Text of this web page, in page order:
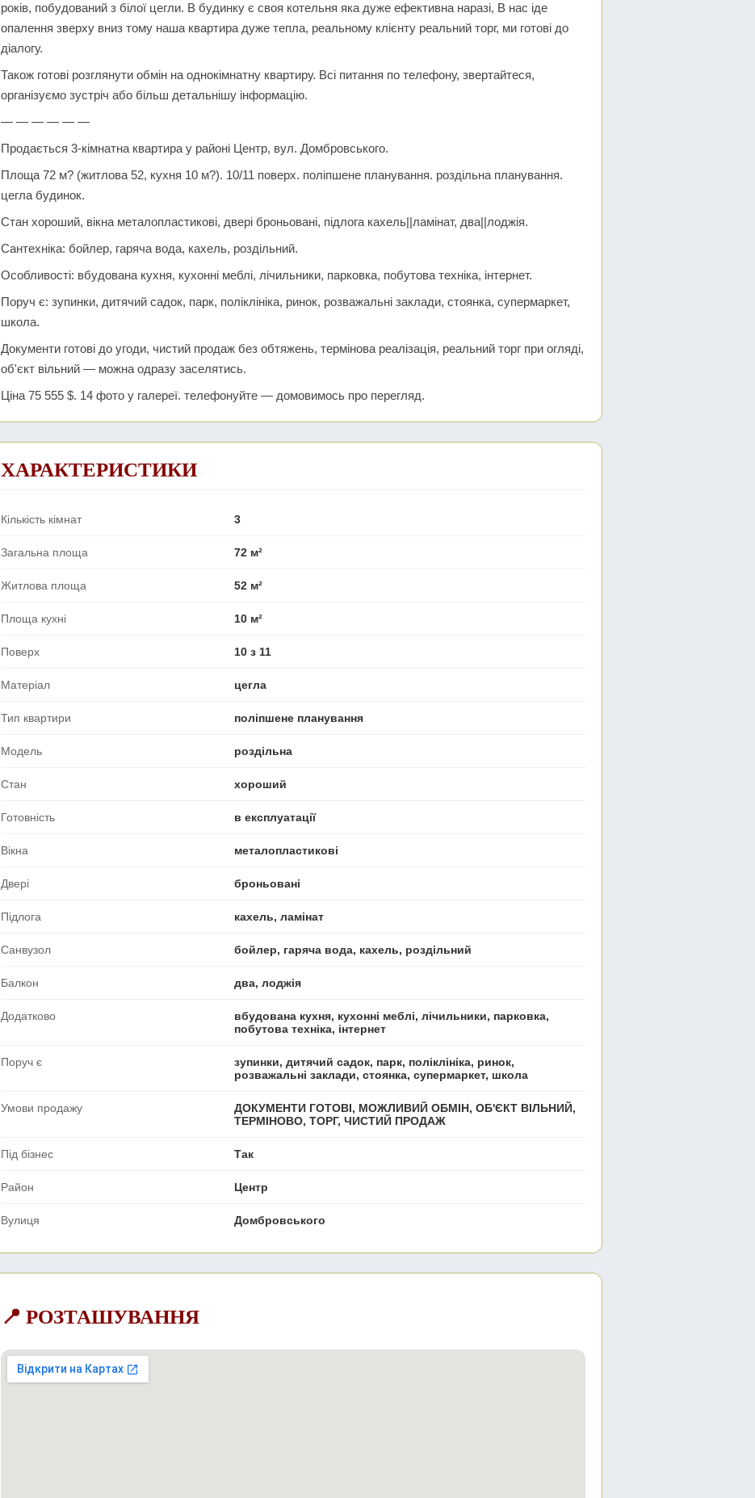
років, побудований з білої цегли. В будинку є своя котельня яка дуже ефективна наразі, В нас іде
опалення зверху вниз тому наша квартира дуже тепла, реальному клієнту реальний торг, ми готові до
діалогу.
Також готові розглянути обмін на однокімнатну квартиру. Всі питання по телефону, звертайтеся,
організуємо зустріч або більш детальнішу інформацію.
— — — — — —
Продається 3-кімнатна квартира у районі Центр, вул. Домбровського.
Площа 72 м? (житлова 52, кухня 10 м?). 10/11 поверх. поліпшене планування. роздільна планування.
цегла будинок.
Стан хороший, вікна металопластикові, двері броньовані, підлога кахель||ламінат, два||лоджія.
Сантехніка: бойлер, гаряча вода, кахель, роздільний.
Особливості: вбудована кухня, кухонні меблі, лічильники, парковка, побутова техніка, інтернет.
Поруч є: зупинки, дитячий садок, парк, поліклініка, ринок, розважальні заклади, стоянка, супермаркет,
школа.
Документи готові до угоди, чистий продаж без обтяжень, термінова реалізація, реальний торг при огляді,
об'єкт вільний — можна одразу заселятись.
Ціна 75 555 $. 14 фото у галереї. телефонуйте — домовимось про перегляд.
ХАРАКТЕРИСТИКИ
Кількість кімнат 3
Загальна площа 72 м²
Житлова площа 52 м²
Площа кухні 10 м²
Поверх 10 з 11
Матеріал цегла
Тип квартири поліпшене планування
Модель роздільна
Стан хороший
Готовність в експлуатації
Вікна металопластикові
Двері броньовані
Підлога кахель, ламінат
Санвузол бойлер, гаряча вода, кахель, роздільний
Балкон два, лоджія
Додатково
вбудована кухня, кухонні меблі, лічильники, парковка,
побутова техніка, інтернет
Поруч є
зупинки, дитячий садок, парк, поліклініка, ринок,
розважальні заклади, стоянка, супермаркет, школа
Умови продажу
ДОКУМЕНТИ ГОТОВІ, МОЖЛИВИЙ ОБМІН, ОБ'ЄКТ ВІЛЬНИЙ,
ТЕРМІНОВО, ТОРГ, ЧИСТИЙ ПРОДАЖ
Під бізнес Так
Район Центр
Вулиця Домбровського
📍 РОЗТАШУВАННЯ